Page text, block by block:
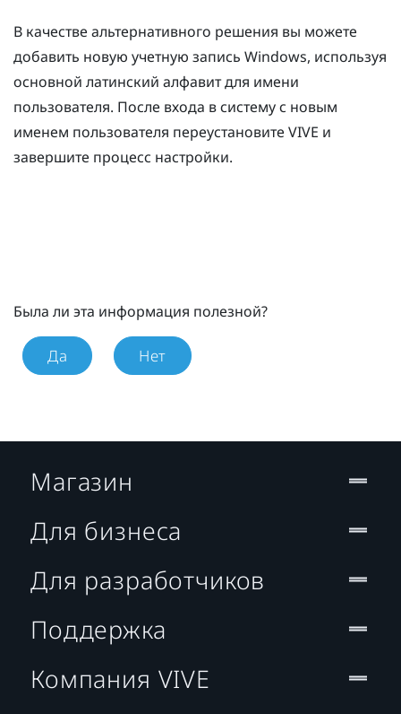
В качестве альтернативного решения вы можете
добавить новую учетную запись Windows, используя
основной латинский алфавит для имени
пользователя. После входа в систему с новым
именем пользователя переустановите VIVE и
завершите процесс настройки.
Была ли эта информация полезной?
Да Нет
Магазин
Для бизнеса
Для разработчиков
Поддержка
Компания VIVE